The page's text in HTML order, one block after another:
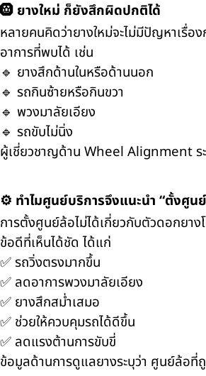
🛞 ยางใหม่ ก็ยังสึกผิดปกติได้
หลายคนคิดว่ายางใหม่จะไม่มีปัญหาเรื่
อาการที่พบได้ เช่น
🔹 ยางสึกด้านในหรือด้านนอก
🔹 รถกินซ้ายหรือกินขวา
🔹 พวงมาลัยเอียง
🔹 รถขับไม่นิ่ง
ผู้เชี่ยวชาญด้าน Wheel Alignment ระ
⚙️ ทำไมศูนย์บริการจึงแนะนำ “ตั้งศูน
การตั้งศูนย์ล้อไม่ได้เกี่ยวกับตัวดอกยา
ข้อดีที่เห็นได้ชัด ได้แก่
✅ รถวิ่งตรงมากขึ้น
✅ ลดอาการพวงมาลัยเอียง
✅ ยางสึกสม่ำเสมอ
✅ ช่วยให้ควบคุมรถได้ดีขึ้น
✅ ลดแรงต้านการขับขี่
ข้อมูลด้านการดูแลยางระบุว่า ศูนย์ล้อที่